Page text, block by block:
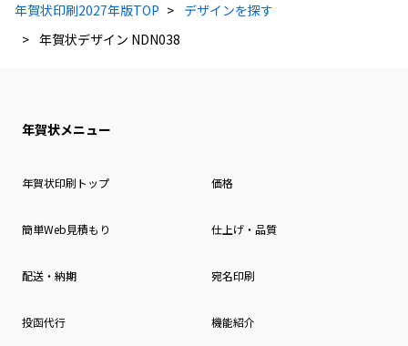
年賀状印刷2027年版TOP
デザインを探す
年賀状デザイン NDN038
年賀状メニュー
年賀状印刷トップ 価格
簡単Web見積もり 仕上げ・品質
配送・納期 宛名印刷
投函代行 機能紹介